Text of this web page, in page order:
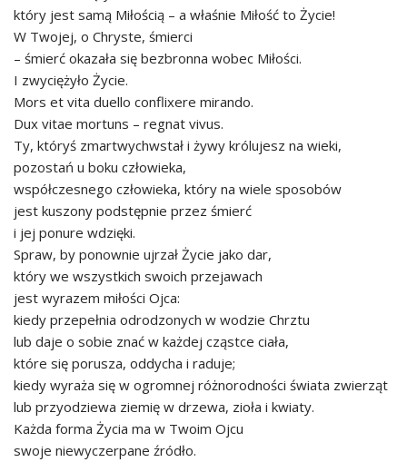
który jest samą Miłością – a właśnie Miłość to Życie!
W Twojej, o Chryste, śmierci
– śmierć okazała się bezbronna wobec Miłości.
I zwyciężyło Życie.
Mors et vita duello conflixere mirando.
Dux vitae mortuns – regnat vivus.
Ty, któryś zmartwychwstał i żywy królujesz na wieki,
pozostań u boku człowieka,
współczesnego człowieka, który na wiele sposobów
jest kuszony podstępnie przez śmierć
i jej ponure wdzięki.
Spraw, by ponownie ujrzał Życie jako dar,
który we wszystkich swoich przejawach
jest wyrazem miłości Ojca:
kiedy przepełnia odrodzonych w wodzie Chrztu
lub daje o sobie znać w każdej cząstce ciała,
które się porusza, oddycha i raduje;
kiedy wyraża się w ogromnej różnorodności świata zwierząt
lub przyodziewa ziemię w drzewa, zioła i kwiaty.
Każda forma Życia ma w Twoim Ojcu
swoje niewyczerpane źródło.